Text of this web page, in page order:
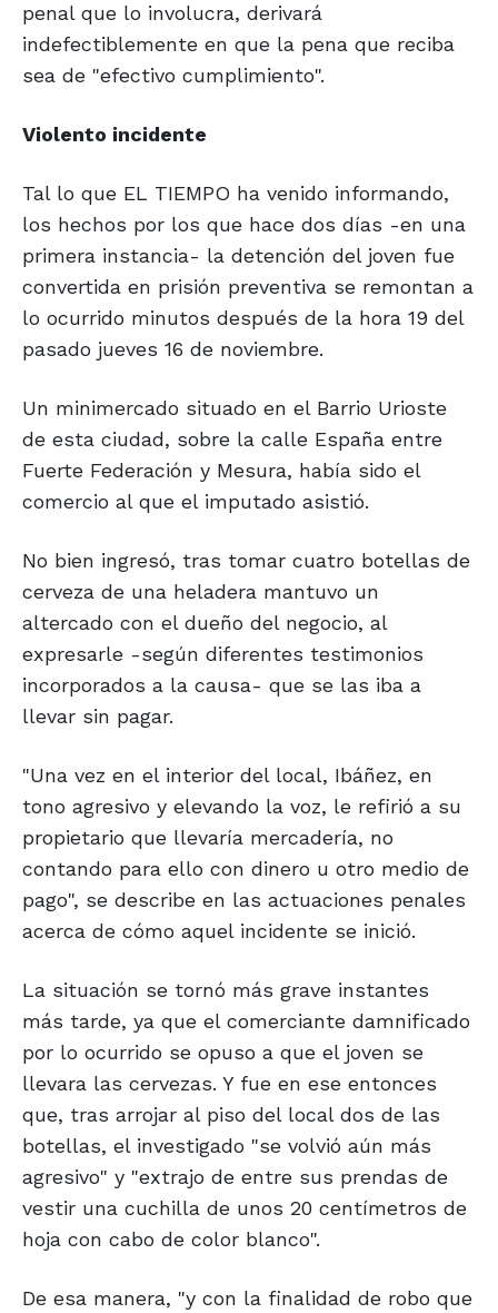
penal que lo involucra, derivará
indefectiblemente en que la pena que reciba
sea de "efectivo cumplimiento".
Violento incidente
Tal lo que EL TIEMPO ha venido informando,
los hechos por los que hace dos días -en una
primera instancia- la detención del joven fue
convertida en prisión preventiva se remontan a
lo ocurrido minutos después de la hora 19 del
pasado jueves 16 de noviembre.
Un minimercado situado en el Barrio Urioste
de esta ciudad, sobre la calle España entre
Fuerte Federación y Mesura, había sido el
comercio al que el imputado asistió.
No bien ingresó, tras tomar cuatro botellas de
cerveza de una heladera mantuvo un
altercado con el dueño del negocio, al
expresarle -según diferentes testimonios
incorporados a la causa- que se las iba a
llevar sin pagar.
"Una vez en el interior del local, Ibáñez, en
tono agresivo y elevando la voz, le refirió a su
propietario que llevaría mercadería, no
contando para ello con dinero u otro medio de
pago", se describe en las actuaciones penales
acerca de cómo aquel incidente se inició.
La situación se tornó más grave instantes
más tarde, ya que el comerciante damnificado
por lo ocurrido se opuso a que el joven se
llevara las cervezas. Y fue en ese entonces
que, tras arrojar al piso del local dos de las
botellas, el investigado "se volvió aún más
agresivo" y "extrajo de entre sus prendas de
vestir una cuchilla de unos 20 centímetros de
hoja con cabo de color blanco".
De esa manera, "y con la finalidad de robo que